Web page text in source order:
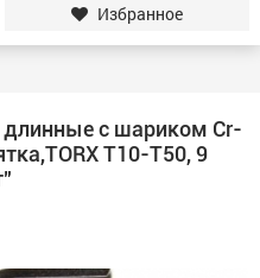
Избранное
c шариком Сr-
T10-T50, 9